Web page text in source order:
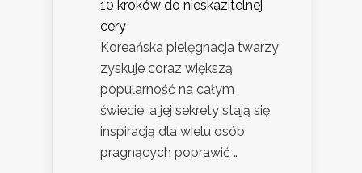
10 kroków do nieskazitelnej
cery
Koreańska pielęgnacja twarzy
zyskuje coraz większą
popularność na całym
świecie, a jej sekrety stają się
inspiracją dla wielu osób
pragnących poprawić …